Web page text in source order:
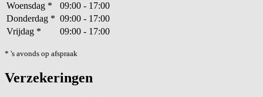
Woensdag *
09:00 - 17:00
Donderdag * 09:00 - 17:00
Vrijdag * 09:00 - 17:00
* 's avonds op afspraak
Verzekeringen